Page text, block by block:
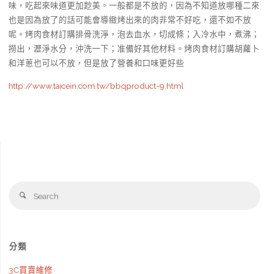
味，吃起來味道更加尟美。一般都是不放的，因為不知道放哪種二來
也是因為放了的話可能會導緻烤出來的肉非常不好吃，還不如不放
呢。烤肉食材訂購排骨洗淨，泡去血水，切成條；入冷水中，煮沸；
撈出，瀝淨水分，沖洗一下；准備好其他材料。烤肉食材訂購胡蘿卜
和洋蔥也可以不放，但是放了營養和口味更好些
http://www.taicein.com.tw/bbqproduct-9.html
Search
分類
3C買賣維修